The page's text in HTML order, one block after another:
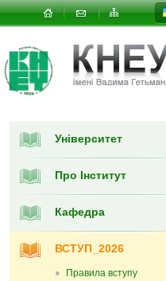
Університет
Про Інститут
Кафедра
ВСТУП_2026
Правила вступу